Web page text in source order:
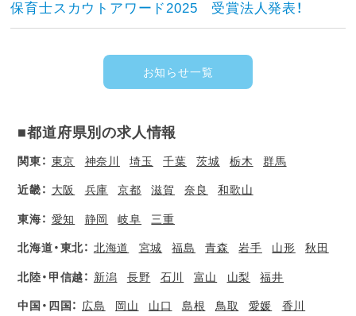
保育士スカウトアワード2025 受賞法人発表！
お知らせ一覧
■都道府県別の求人情報
関東： 東京 神奈川 埼玉 千葉 茨城 栃木 群馬
近畿： 大阪 兵庫 京都 滋賀 奈良 和歌山
東海： 愛知 静岡 岐阜 三重
北海道・東北： 北海道 宮城 福島 青森 岩手 山形 秋田
北陸・甲信越： 新潟 長野 石川 富山 山梨 福井
中国・四国： 広島 岡山 山口 島根 鳥取 愛媛
香川